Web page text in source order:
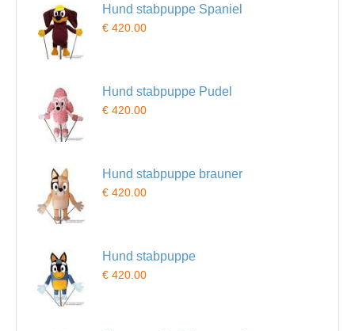
Hund stabpuppe Spaniel
€ 420.00
Hund stabpuppe Pudel
€ 420.00
Hund stabpuppe brauner
€ 420.00
Hund stabpuppe
€ 420.00